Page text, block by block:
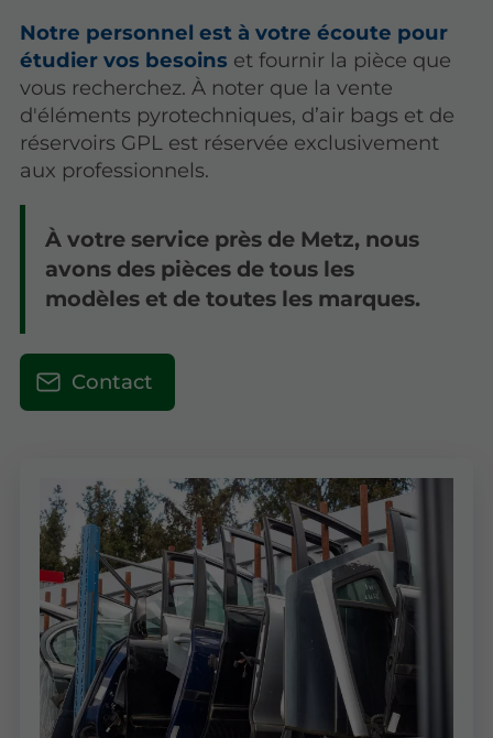
Notre personnel est à votre écoute pour
étudier vos besoins et fournir la pièce que
vous recherchez. À noter que la vente
d'éléments pyrotechniques, d’air bags et de
réservoirs GPL est réservée exclusivement
aux professionnels.
À votre service près de Metz, nous
avons des pièces de tous les
modèles et de toutes les marques.
Contact